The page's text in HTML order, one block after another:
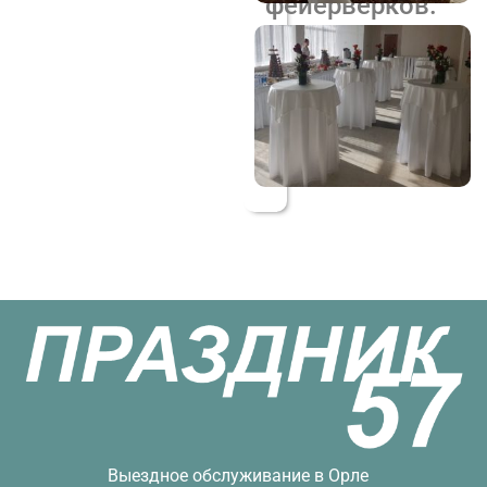
—
Оформление
праздника
воздушными
шарами.
Выездное обслуживание в Орле